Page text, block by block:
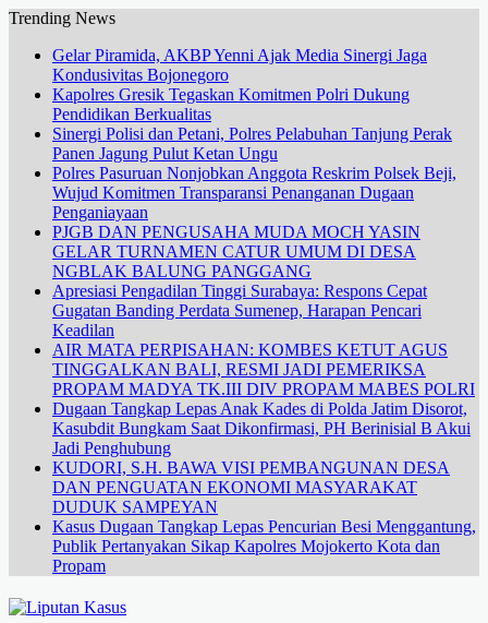
Trending News
Gelar Piramida, AKBP Yenni Ajak Media Sinergi Jaga
Kondusivitas Bojonegoro
Kapolres Gresik Tegaskan Komitmen Polri Dukung
Pendidikan Berkualitas
Sinergi Polisi dan Petani, Polres Pelabuhan Tanjung Perak
Panen Jagung Pulut Ketan Ungu
Polres Pasuruan Nonjobkan Anggota Reskrim Polsek Beji,
Wujud Komitmen Transparansi Penanganan Dugaan
Penganiayaan
PJGB DAN PENGUSAHA MUDA MOCH YASIN
GELAR TURNAMEN CATUR UMUM DI DESA
NGBLAK BALUNG PANGGANG
Apresiasi Pengadilan Tinggi Surabaya: Respons Cepat
Gugatan Banding Perdata Sumenep, Harapan Pencari
Keadilan
AIR MATA PERPISAHAN: KOMBES KETUT AGUS
TINGGALKAN BALI, RESMI JADI PEMERIKSA
PROPAM MADYA TK.III DIV PROPAM MABES POLRI
Dugaan Tangkap Lepas Anak Kades di Polda Jatim Disorot,
Kasubdit Bungkam Saat Dikonfirmasi, PH Berinisial B Akui
Jadi Penghubung
KUDORI, S.H. BAWA VISI PEMBANGUNAN DESA
DAN PENGUATAN EKONOMI MASYARAKAT
DUDUK SAMPEYAN
Kasus Dugaan Tangkap Lepas Pencurian Besi Menggantung,
Publik Pertanyakan Sikap Kapolres Mojokerto Kota dan
Propam